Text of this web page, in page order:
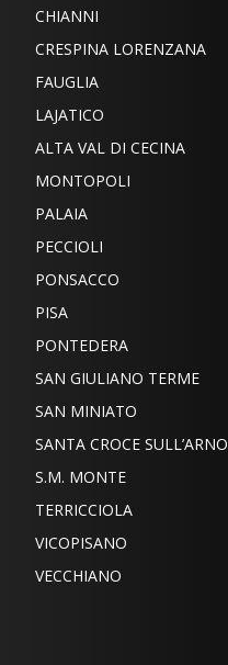
CHIANNI
CRESPINA LORENZANA
FAUGLIA
LAJATICO
ALTA VAL DI CECINA
MONTOPOLI
PALAIA
PECCIOLI
PONSACCO
PISA
PONTEDERA
SAN GIULIANO TERME
SAN MINIATO
SANTA CROCE SULL’ARNO
S.M. MONTE
TERRICCIOLA
VICOPISANO
VECCHIANO